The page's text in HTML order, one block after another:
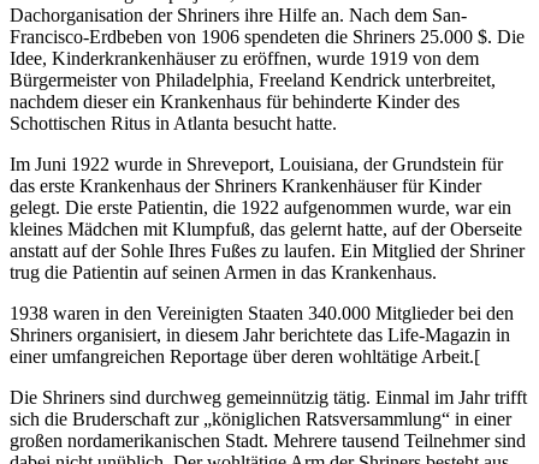
Dachorganisation der Shriners ihre Hilfe an. Nach dem San-
Francisco-Erdbeben von 1906 spendeten die Shriners 25.000 $. Die
Idee, Kinderkrankenhäuser zu eröffnen, wurde 1919 von dem
Bürgermeister von Philadelphia, Freeland Kendrick unterbreitet,
nachdem dieser ein Krankenhaus für behinderte Kinder des
Schottischen Ritus in Atlanta besucht hatte.
Im Juni 1922 wurde in Shreveport, Louisiana, der Grundstein für
das erste Krankenhaus der Shriners Krankenhäuser für Kinder
gelegt. Die erste Patientin, die 1922 aufgenommen wurde, war ein
kleines Mädchen mit Klumpfuß, das gelernt hatte, auf der Oberseite
anstatt auf der Sohle Ihres Fußes zu laufen. Ein Mitglied der Shriner
trug die Patientin auf seinen Armen in das Krankenhaus.
1938 waren in den Vereinigten Staaten 340.000 Mitglieder bei den
Shriners organisiert, in diesem Jahr berichtete das Life-Magazin in
einer umfangreichen Reportage über deren wohltätige Arbeit.[
Die Shriners sind durchweg gemeinnützig tätig. Einmal im Jahr trifft
sich die Bruderschaft zur „königlichen Ratsversammlung“ in einer
großen nordamerikanischen Stadt. Mehrere tausend Teilnehmer sind